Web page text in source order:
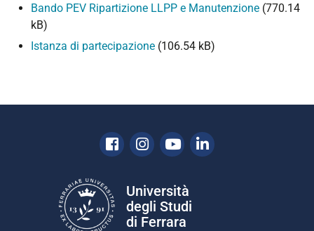
Bando PEV Ripartizione LLPP e Manutenzione (770.14
kB)
Istanza di partecipazione (106.54 kB)
Facebook
Instagram
YoutubeLinkedin
Università
degli Studi
di Ferrara